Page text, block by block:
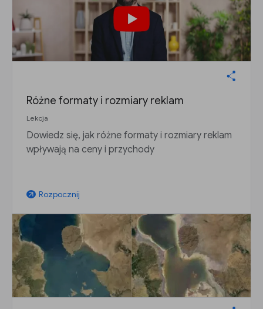
Różne formaty i rozmiary reklam
Lekcja
Dowiedz się, jak różne formaty i rozmiary reklam
wpływają na ceny i przychody
arrow_outward Rozpocznij